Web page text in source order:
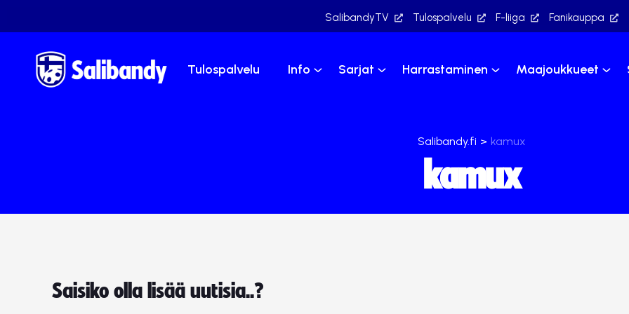
SalibandyTV Tulospalvelu F-liiga Fanikauppa
Tulospalvelu Info Sarjat Harrastaminen Maajoukkueet
Salibandy.fi > kamux
kamux
Saisiko olla lisää uutisia..?